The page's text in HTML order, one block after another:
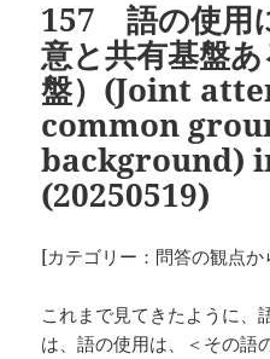
157 語の使用
意と共有基盤
盤）(Joint
common
background)
(20250519)
[カテゴリー：問答の観点か
これまで見てきたように、
は、語の使用は、＜その語